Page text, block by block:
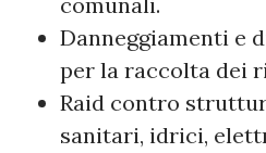
Danneggiamenti e
per la raccolta dei
Raid contro
sanitari, idrici,